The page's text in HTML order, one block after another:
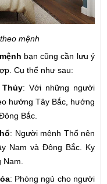
mệnh
bạn cũng cần lưu ý
Cụ thể như sau:
: Với những người
hướng Tây Bắc, hướng
Bắc.
: Người mệnh Thổ nên
Nam và Đông Bắc. Kỵ
: Phòng ngủ cho người